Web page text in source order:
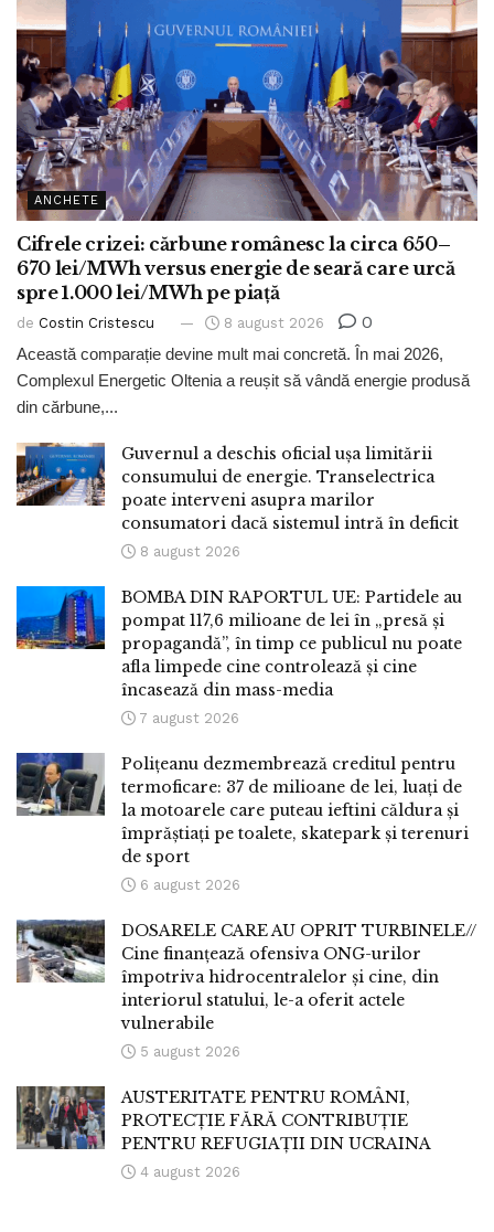
ANCHETE
Cifrele crizei: cărbune românesc la circa 650–
670 lei/MWh versus energie de seară care urcă
spre 1.000 lei/MWh pe piață
de Costin Cristescu 8 august 2026 0
Această comparație devine mult mai concretă. În mai 2026,
Complexul Energetic Oltenia a reușit să vândă energie produsă
din cărbune,...
Guvernul a deschis oficial ușa limitării
consumului de energie. Transelectrica
poate interveni asupra marilor
consumatori dacă sistemul intră în deficit
8 august 2026
BOMBA DIN RAPORTUL UE: Partidele au
pompat 117,6 milioane de lei în „presă și
propagandă”, în timp ce publicul nu poate
afla limpede cine controlează și cine
încasează din mass-media
7 august 2026
Polițeanu dezmembrează creditul pentru
termoficare: 37 de milioane de lei, luați de
la motoarele care puteau ieftini căldura și
împrăștiați pe toalete, skatepark și terenuri
de sport
6 august 2026
DOSARELE CARE AU OPRIT TURBINELE//
Cine finanțează ofensiva ONG-urilor
împotriva hidrocentralelor și cine, din
interiorul statului, le-a oferit actele
vulnerabile
5 august 2026
AUSTERITATE PENTRU ROMÂNI,
PROTECȚIE FĂRĂ CONTRIBUȚIE
PENTRU REFUGIAȚII DIN UCRAINA
4 august 2026